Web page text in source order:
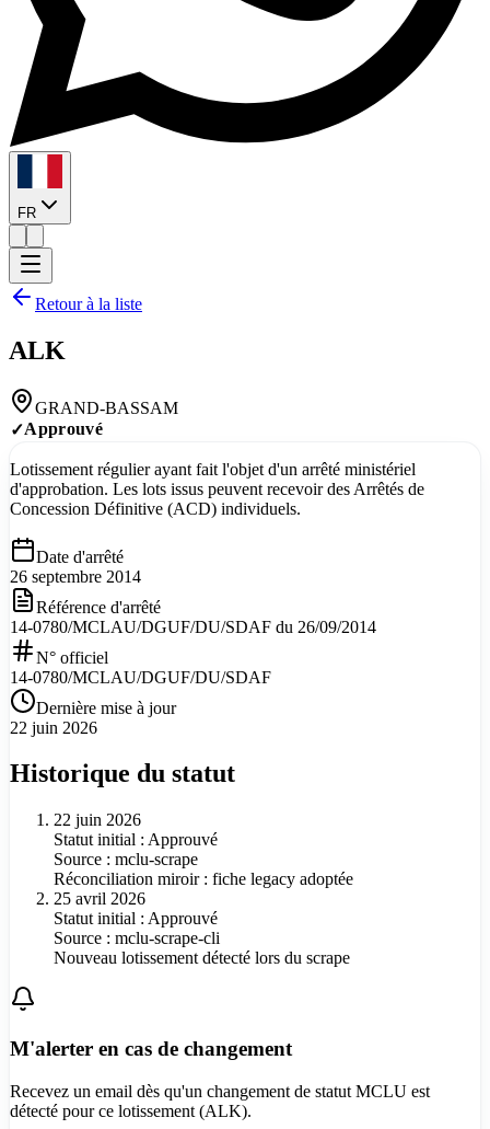
FR
Retour à la liste
ALK
GRAND-BASSAM
✓Approuvé
Lotissement régulier ayant fait l'objet d'un arrêté ministériel
d'approbation. Les lots issus peuvent recevoir des Arrêtés de
Concession Définitive (ACD) individuels.
Date d'arrêté
26 septembre 2014
Référence d'arrêté
14-0780/MCLAU/DGUF/DU/SDAF du 26/09/2014
N° officiel
14-0780/MCLAU/DGUF/DU/SDAF
Dernière mise à jour
22 juin 2026
Historique du statut
22 juin 2026
Statut initial : Approuvé
Source : mclu-scrape
Réconciliation miroir : fiche legacy adoptée
25 avril 2026
Statut initial : Approuvé
Source : mclu-scrape-cli
Nouveau lotissement détecté lors du scrape
M'alerter en cas de changement
Recevez un email dès qu'un changement de statut MCLU est
détecté pource lotissement (ALK).